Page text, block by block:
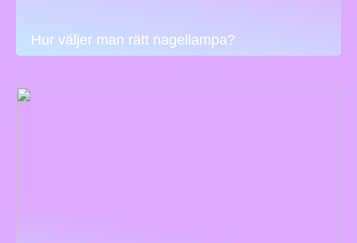
Hur väljer man rätt nagellampa?